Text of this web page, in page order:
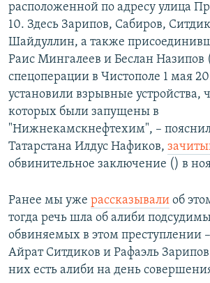
расположенной по адресу улица
10. Здесь Зарипов, Сабиров,
Шайдуллин, а также
Раис Мингалеев и Беслан Назипов
спецоперации в Чистополе 1 мая
установили взрывные устройства,
которых были запущены в
"Нижнекамскнефтехим", –
Татарстана Илдус Нафиков,
обвинительное заключение () в
Ранее мы уже рассказывали об
тогда речь шла об алиби
обвиняемых в этом преступлении
Айрат Ситдиков и Рафаэль
них есть алиби на день